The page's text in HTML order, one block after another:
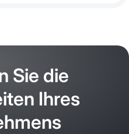
Sie die
Ihres